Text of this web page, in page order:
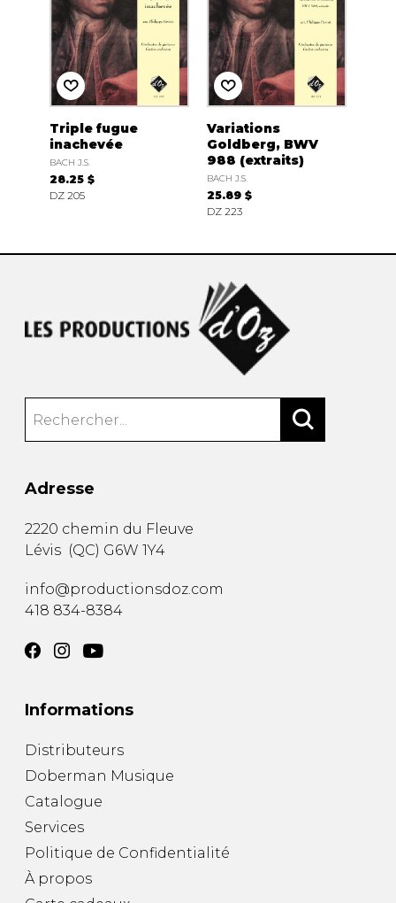
Triple fugue
inachevée
BACH J.S.
28.25 $
DZ 205
Variations
Goldberg, BWV
988 (extraits)
BACH J.S.
25.89 $
DZ 223
Adresse
2220 chemin du Fleuve
Lévis (QC) G6W 1Y4
info@productionsdoz.com
418 834-8384
Informations
Distributeurs
Doberman Musique
Catalogue
Services
Politique de Confidentialité
À propos